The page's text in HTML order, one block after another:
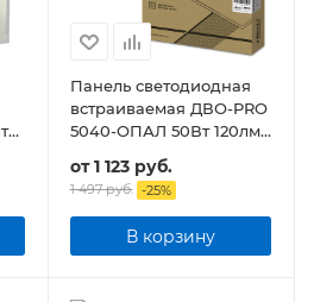
Панель светодиодная
встраиваемая ДВО-PRO
5040-ОПАЛ 50Вт 120лм/
595х595х30мм
от1 123 руб.
1 497 руб. -25%
В корзину